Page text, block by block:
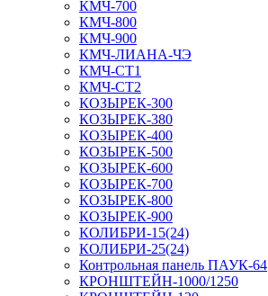
КМЧ-700
КМЧ-800
КМЧ-900
КМЧ-ЛИАНА-ЧЭ
КМЧ-СТ1
КМЧ-СТ2
КОЗЫРЕК-300
КОЗЫРЕК-380
КОЗЫРЕК-400
КОЗЫРЕК-500
КОЗЫРЕК-600
КОЗЫРЕК-700
КОЗЫРЕК-800
КОЗЫРЕК-900
КОЛИБРИ-15(24)
КОЛИБРИ-25(24)
Контрольная панель ПАУК-64
КРОНШТЕЙН-1000/1250